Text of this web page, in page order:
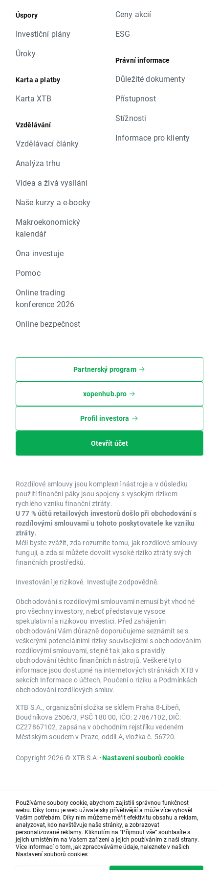
Úspory
Investiční plány
Úroky
Karta a platby
Karta XTB
Vzdělávání
Vzdělávací články
Analýza trhu
Videa a živá vysílání
Naše kurzy a e-booky
Makroekonomický
kalendář
Ona investuje
Pomoc
Online trading
konference 2026
Online bezpečnost
Ceny akcií
ESG
Právní informace
Důležité dokumenty
Přístupnost
Stížnosti
Informace pro klienty
Partnerský program
xopenhub.pro
Profil investora
Otevřít účet
Rozdílové smlouvy jsou komplexní nástroje a v důsledku
použití finanční páky jsou spojeny s vysokým rizikem
rychlého vzniku finanční ztráty.
U 77 % účtů retailových investorů došlo při obchodování s
rozdílovými smlouvami u tohoto poskytovatele ke vzniku
ztráty.
Měli byste zvážit, zda rozumíte tomu, jak rozdílové smlouvy
fungují, a zda si můžete dovolit vysoké riziko ztráty svých
finančních prostředků.
Investování je rizikové. Investujte zodpovědně.
Obchodování s rozdílovými smlouvami nemusí být vhodné
pro všechny investory, neboť představuje vysoce
spekulativní a rizikovou investici. Před zahájením
obchodování Vám důrazně doporučujeme seznámit se s
veškerými potenciálními riziky souvisejícími s obchodováním
rozdílovými smlouvami, stejně tak jako s pravidly
obchodování těchto finančních nástrojů. Veškeré tyto
informace jsou dostupné na internetových stránkách XTB v
sekcích Informace o účtech, Poučení o riziku a Podmínkách
obchodování rozdílových smluv.
XTB S.A., organizační složka se sídlem Praha 8-Libeň,
Boudníkova 2506/3, PSČ 180 00, IČO: 27867102, DIČ:
CZ27867102, zapsána v obchodním rejstříku vedeném
Městským soudem v Praze, oddíl A, vložka č. 56720.
Copyright 2026 © XTB S.A.•Nastavení souborů cookie
Používáme soubory cookie, abychom zajistili správnou funkčnost
webu. Díky tomu je web uživatelsky přívětivější a může více vyhovět
Vašim potřebám. Díky nim můžeme měřit efektivitu obsahu a reklam,
analyzovat, kdo navštěvuje naše stránky, a zobrazovat
personalizované reklamy. Kliknutím na "Přijmout vše“ souhlasíte s
jejich umístěním na Vašem zařízení a jejich používáním z naší strany.
Více informací o tom, jak zpracováváme údaje, naleznete v našich
Nastavení souborů cookies